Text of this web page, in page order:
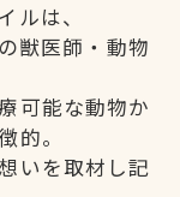
ルは、
獣医師・動物
可能な動物か
的。
いを取材し記